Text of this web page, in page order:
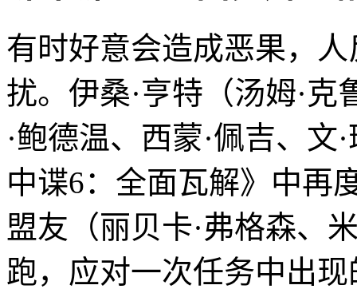
有时好意会造成恶果，
扰。伊桑·亨特（汤姆·
·鲍德温、西蒙·佩吉、
中谍6：全面瓦解》中再
盟友（丽贝卡·弗格森、
跑，应对一次任务中出